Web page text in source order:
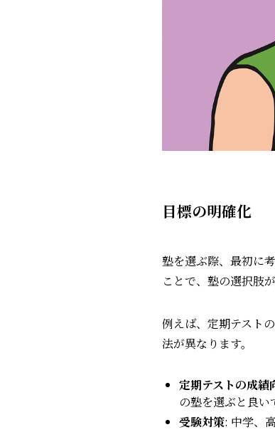
目標の明確化
塾を選ぶ際、最初に
ことで、塾の選択肢
例えば、定期テスト
法が異なります。
定期テストの成績
の塾を選ぶと良い
受験対策: 中学、